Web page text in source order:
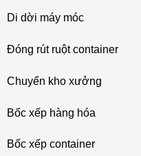
Di dời máy móc
Đóng rút ruột container
Chuyển kho xưởng
Bốc xếp hàng hóa
Bốc xếp container